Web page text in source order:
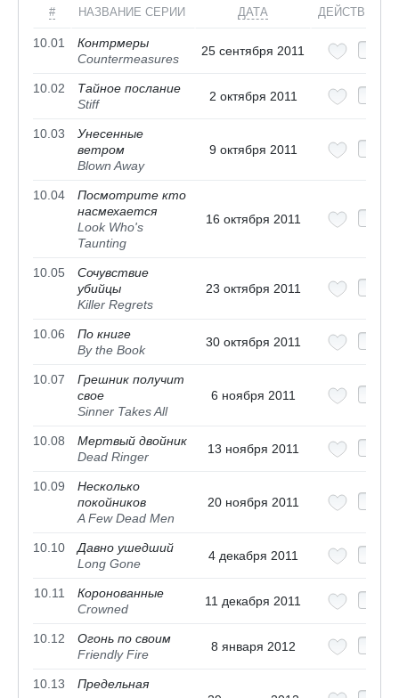
# НАЗВАНИЕ СЕРИИ ДАТА ДЕЙСТВИЯ
10.01
Контрмеры
Countermeasures
25 сентября 2011
10.02
Тайное послание
Stiff
2 октября 2011
10.03
Унесенные
ветром
Blown Away
9 октября 2011
10.04
Посмотрите кто
насмехается
Look Who's
Taunting
16 октября 2011
10.05
Сочувствие
убийцы
Killer Regrets
23 октября 2011
10.06
По книге
By the Book
30 октября 2011
10.07
Грешник получит
свое
Sinner Takes All
6 ноября 2011
10.08
Мертвый двойник
Dead Ringer
13 ноября 2011
10.09
Несколько
покойников
A Few Dead Men
20 ноября 2011
10.10
Давно ушедший
Long Gone
4 декабря 2011
10.11
Коронованные
Crowned
11 декабря 2011
10.12
Огонь по своим
Friendly Fire
8 января 2012
10.13
Предельная